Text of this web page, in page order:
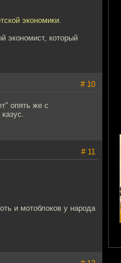
экономики.
экономист, который
# 10
опять же с
# 11
и мотоблоков у народа